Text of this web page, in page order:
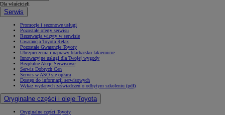
Dla właścicieli
Serwis
Promocje i sezonowe usługi
Pozostałe oferty serwisu
Rezerwacja wizyty w serwisie
Gwarancja Toyota Relax
Pozostałe Gwarancje Toyoty
Ubezpieczenia i naprawy blacharsko-lakiernicze
Innowacyjne usługi dla Twojej wygody
Bezpłatne Akcje Serwisowe
Serwis Dobrych Cen
Serwis w ASO się opłaca
Dostęp do informacji serwisowych
Wykaz wydanych zaświadczeń o odbytym szkoleniu (pdf)
Oryginalne części i oleje Toyota
Oryginalne części Toyoty